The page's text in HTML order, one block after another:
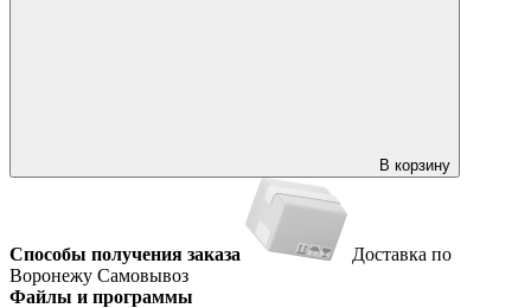
В корзину
Способы получения заказа
Доставка по
Воронежу Самовывоз
Файлы и программы